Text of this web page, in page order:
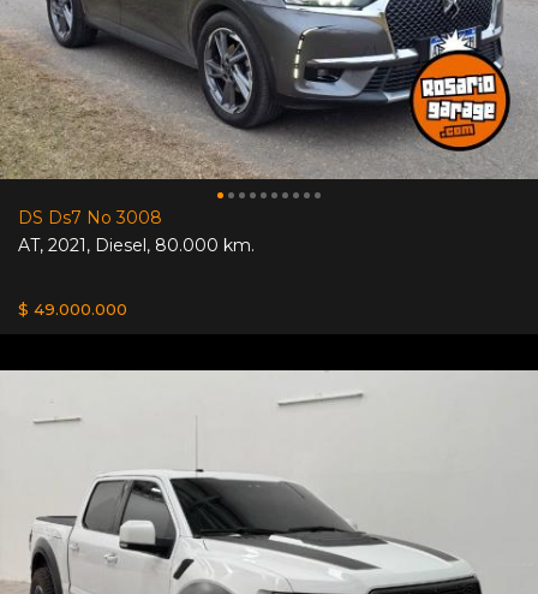
DS Ds7 No 3008
AT, 2021, Diesel, 80.000 km.
$ 49.000.000